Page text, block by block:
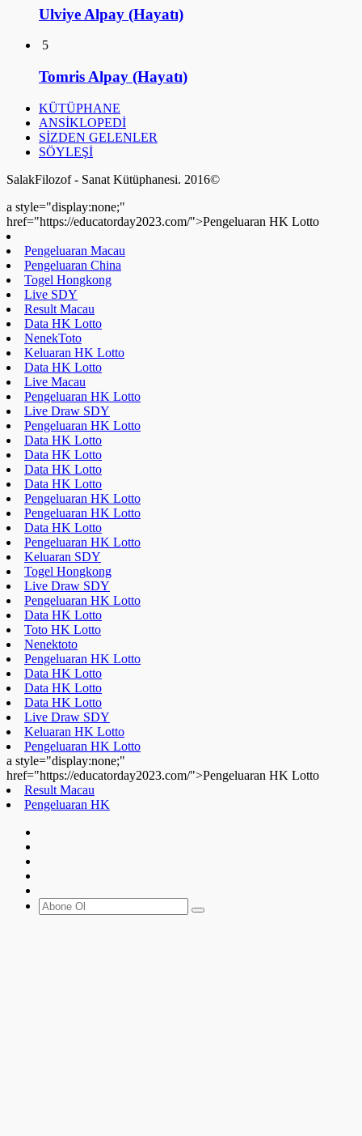
Ulviye Alpay (Hayatı)
5
Tomris Alpay (Hayatı)
KÜTÜPHANE
ANSİKLOPEDİ
SİZDEN GELENLER
SÖYLEŞİ
SalakFilozof - Sanat Kütüphanesi. 2016©
a style="display:none;"
href="https://educatorday2023.com/">Pengeluaran HK Lotto
Pengeluaran Macau
Pengeluaran China
Togel Hongkong
Live SDY
Result Macau
Data HK Lotto
NenekToto
Keluaran HK Lotto
Data HK Lotto
Live Macau
Pengeluaran HK Lotto
Live Draw SDY
Pengeluaran HK Lotto
Data HK Lotto
Data HK Lotto
Data HK Lotto
Data HK Lotto
Pengeluaran HK Lotto
Pengeluaran HK Lotto
Data HK Lotto
Pengeluaran HK Lotto
Keluaran SDY
Togel Hongkong
Live Draw SDY
Pengeluaran HK Lotto
Data HK Lotto
Toto HK Lotto
Nenektoto
Pengeluaran HK Lotto
Data HK Lotto
Data HK Lotto
Data HK Lotto
Live Draw SDY
Keluaran HK Lotto
Pengeluaran HK Lotto
a style="display:none;"
href="https://educatorday2023.com/">Pengeluaran HK Lotto
Result Macau
Pengeluaran HK